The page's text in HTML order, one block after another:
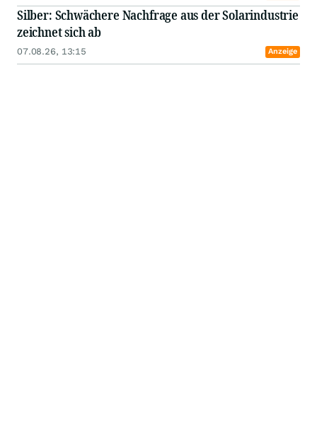
Silber: Schwächere Nachfrage aus der Solarindustrie
zeichnet sich ab
07.08.26, 13:15 Anzeige